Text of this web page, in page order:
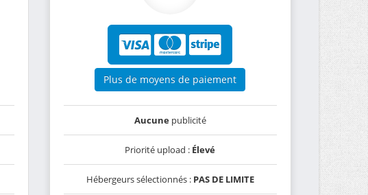
Plus de moyens de paiement
Aucunepublicité
Priorité upload : Élevé
Hébergeurs sélectionnés : PAS DE LIMITE